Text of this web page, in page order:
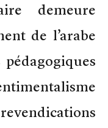
demeure
de l’arabe